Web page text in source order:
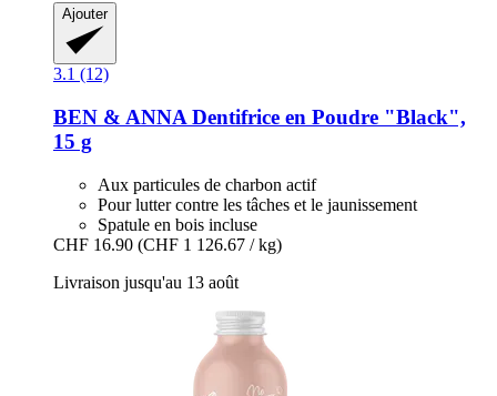
Ajouter
3.1 (12)
BEN & ANNA Dentifrice en Poudre "Black",
15 g
Aux particules de charbon actif
Pour lutter contre les tâches et le jaunissement
Spatule en bois incluse
CHF 16.90 (CHF 1 126.67 / kg)
Livraison jusqu'au 13 août